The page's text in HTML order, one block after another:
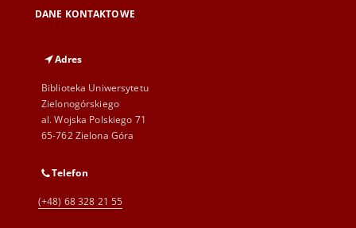
DANE KONTAKTOWE
Adres
Biblioteka Uniwersytetu
Zielonogórskiego
al. Wojska Polskiego 71
65-762 Zielona Góra
Telefon
(+48) 68 328 21 55